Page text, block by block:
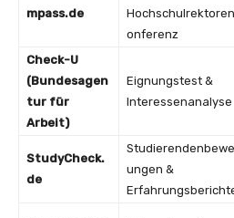
mpass.de
onferenz
Check-U
(Bundesagen
tur für
Arbeit)
Eignungstest &
Interessenanalyse
StudyCheck.
de
ungen &